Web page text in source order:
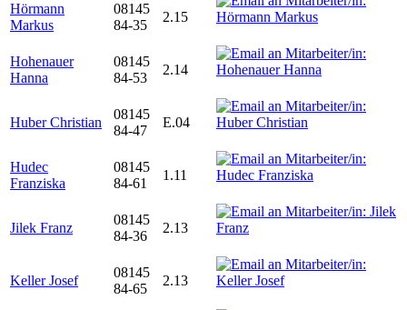
Hörmann
Markus
08145
84-35
2.15
Hohenauer
Hanna
08145
84-53
2.14
Huber Christian
08145
84-47
E.04
Hudec
Franziska
08145
84-61
1.11
Jilek Franz
08145
84-36
2.13
Keller Josef
08145
84-65
2.13